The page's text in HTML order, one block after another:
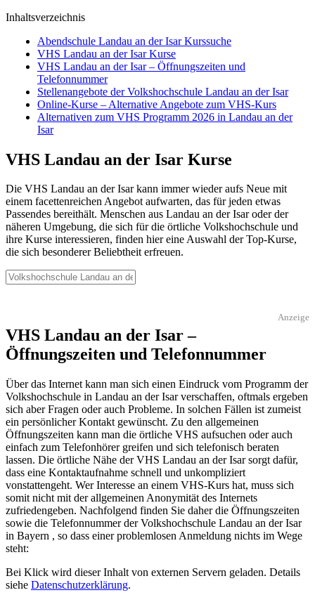
Inhaltsverzeichnis
Abendschule Landau an der Isar Kurssuche
VHS Landau an der Isar Kurse
VHS Landau an der Isar – Öffnungszeiten und
Telefonnummer
Stellenangebote der Volkshochschule Landau an der Isar
Online-Kurse – Alternative Angebote zum VHS-Kurs
Alternativen zum VHS Programm 2026 in Landau an der
Isar
VHS Landau an der Isar Kurse
Die VHS Landau an der Isar kann immer wieder aufs Neue mit
einem facettenreichen Angebot aufwarten, das für jeden etwas
Passendes bereithält. Menschen aus Landau an der Isar oder der
näheren Umgebung, die sich für die örtliche Volkshochschule und
ihre Kurse interessieren, finden hier eine Auswahl der Top-Kurse,
die sich besonderer Beliebtheit erfreuen.
Anzeige
VHS Landau an der Isar –
Öffnungszeiten und Telefonnummer
Über das Internet kann man sich einen Eindruck vom Programm der
Volkshochschule in Landau an der Isar verschaffen, oftmals ergeben
sich aber Fragen oder auch Probleme. In solchen Fällen ist zumeist
ein persönlicher Kontakt gewünscht. Zu den allgemeinen
Öffnungszeiten kann man die örtliche VHS aufsuchen oder auch
einfach zum Telefonhörer greifen und sich telefonisch beraten
lassen. Die örtliche Nähe der VHS Landau an der Isar sorgt dafür,
dass eine Kontaktaufnahme schnell und unkompliziert
vonstattengeht. Wer Interesse an einem VHS-Kurs hat, muss sich
somit nicht mit der allgemeinen Anonymität des Internets
zufriedengeben. Nachfolgend finden Sie daher die Öffnungszeiten
sowie die Telefonnummer der Volkshochschule Landau an der Isar
in Bayern , so dass einer problemlosen Anmeldung nichts im Wege
steht:
Bei Klick wird dieser Inhalt von externen Servern geladen. Details
siehe Datenschutzerklärung.